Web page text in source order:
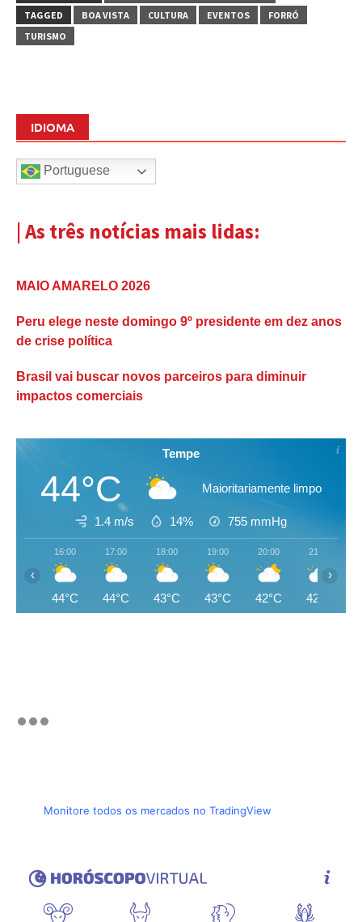
TAGGED
BOA VISTA CULTURA EVENTOS
FORRÓ
TURISMO
IDIOMA
Portuguese
| As três notícias mais lidas:
MAIO AMARELO 2026
Peru elege neste domingo 9º presidente em dez anos
de crise política
Brasil vai buscar novos parceiros para diminuir
impactos comerciais
Tempe
44°C Maioritariamente limpo
1.4 m/s 14% 755 mmHg
16:00
44°C
17:00
44°C
18:00
43°C
19:00
43°C
20:00
42°C
21:00
42°C
‹ ›
Monitore todos os mercados no TradingView